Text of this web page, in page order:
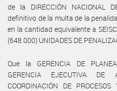
de la DIRECCIÓN NACIONAL
definitivo de la multa de la
en la cantidad equivalente a
(648.000) UNIDADES DE
Que la GERENCIA DE
GERENCIA EJECUTIVA
COORDINACIÓN DE